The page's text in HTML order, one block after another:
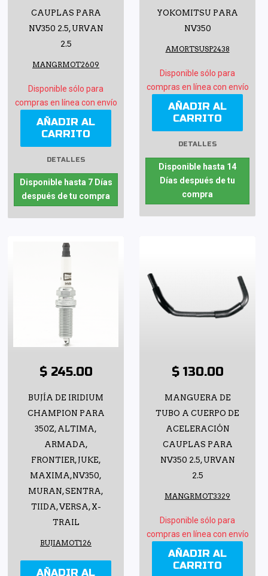
CAUPLAS PARA
NV350 2.5, URVAN
2.5
MANGRMOT2609
Disponible sólo para
compras en línea con envío
AÑADIR AL
CARRITO
DETALLES
Disponible hasta 7 Días
después de tu compra
YOKOMITSU PARA
NV350
AMORTSUSP2438
Disponible sólo para
compras en línea con envío
AÑADIR AL
CARRITO
DETALLES
Disponible hasta 14
Días después de tu
compra
$ 245.00
BUJÍA DE IRIDIUM
CHAMPION PARA
350Z, ALTIMA,
ARMADA,
FRONTIER, JUKE,
MAXIMA,NV350,
MURAN, SENTRA,
TIIDA, VERSA, X-
TRAIL
BUJIAMOT126
AÑADIR AL
$ 130.00
MANGUERA DE
TUBO A CUERPO DE
ACELERACIÓN
CAUPLAS PARA
NV350 2.5, URVAN
2.5
MANGRMOT3329
Disponible sólo para
compras en línea con envío
AÑADIR AL
CARRITO